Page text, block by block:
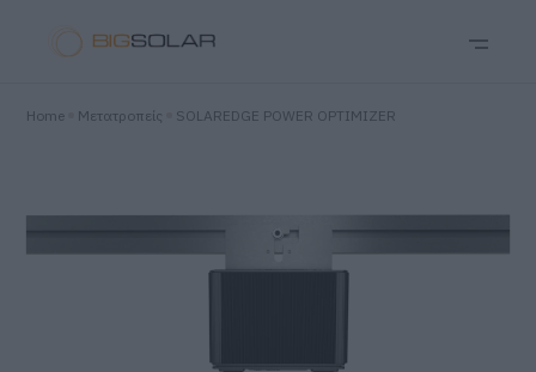
Home Μετατροπείς SOLAREDGE POWER OPTIMIZER